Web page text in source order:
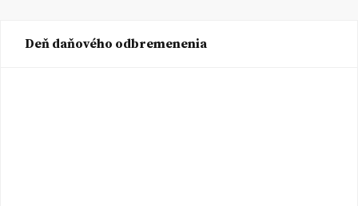
Deň daňového odbremenenia